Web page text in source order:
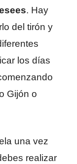
. Hay
del tirón y
los días
Gijón o
una vez
realizar